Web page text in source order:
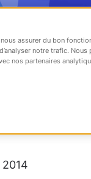
assurer du bon
notre trafic.
nos partenaires